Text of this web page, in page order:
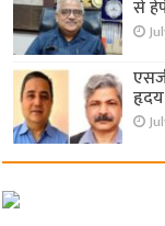
से
हृदय